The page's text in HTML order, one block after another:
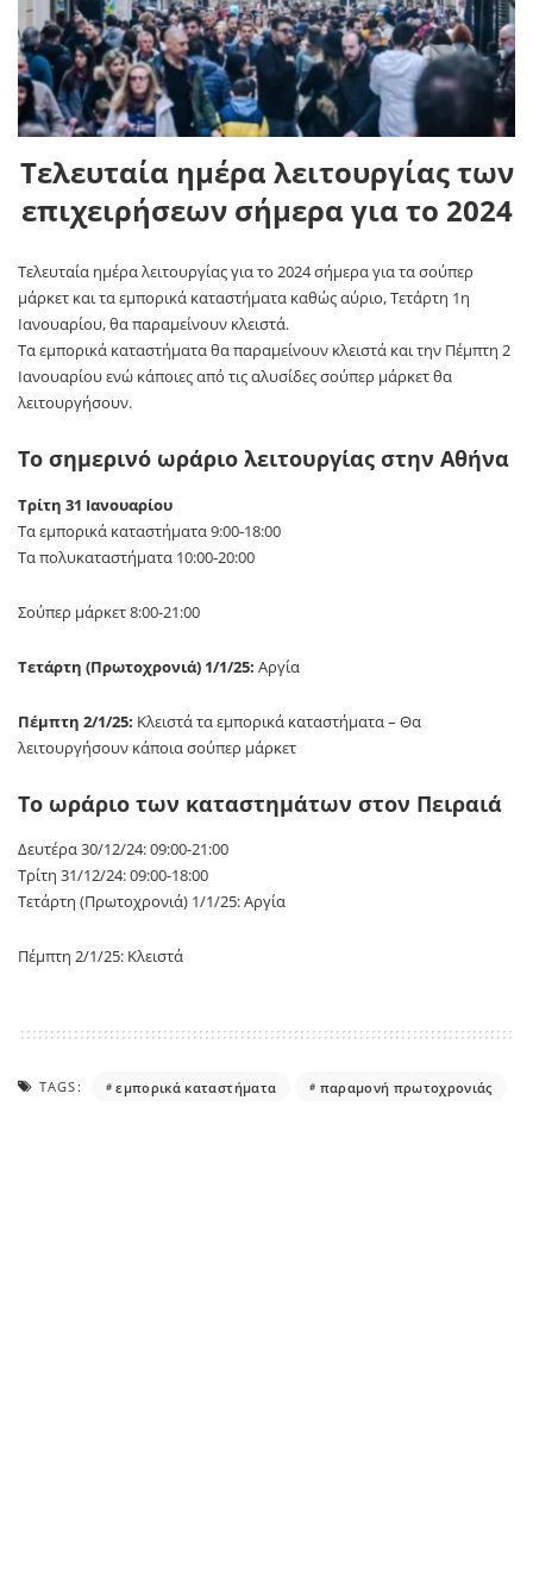
Τελευταία ημέρα λειτουργίας των
επιχειρήσεων σήμερα για το 2024
Τελευταία ημέρα λειτουργίας για το 2024 σήμερα για τα σούπερ
μάρκετ και τα εμπορικά καταστήματα καθώς αύριο, Τετάρτη 1η
Ιανουαρίου, θα παραμείνουν κλειστά.
Τα εμπορικά καταστήματα θα παραμείνουν κλειστά και την Πέμπτη 2
Ιανουαρίου ενώ κάποιες από τις αλυσίδες σούπερ μάρκετ θα
λειτουργήσουν.
Το σημερινό ωράριο λειτουργίας στην Αθήνα
Τρίτη 31 Ιανουαρίου
Τα εμπορικά καταστήματα 9:00-18:00
Τα πολυκαταστήματα 10:00-20:00
Σούπερ μάρκετ 8:00-21:00
Τετάρτη (Πρωτοχρονιά) 1/1/25: Αργία
Πέμπτη 2/1/25: Κλειστά τα εμπορικά καταστήματα – Θα
λειτουργήσουν κάποια σούπερ μάρκετ
Το ωράριο των καταστημάτων στον Πειραιά
Δευτέρα 30/12/24: 09:00-21:00
Τρίτη 31/12/24: 09:00-18:00
Τετάρτη (Πρωτοχρονιά) 1/1/25: Αργία
Πέμπτη 2/1/25: Κλειστά
TAGS: εμπορικά καταστήματα
παραμονή πρωτοχρονιάς